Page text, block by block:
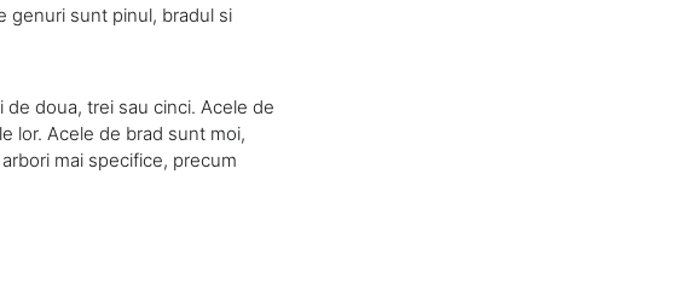
genuri sunt pinul, bradul si
doua, trei sau cinci. Acele de
lor. Acele de brad sunt moi,
mai specifice, precum